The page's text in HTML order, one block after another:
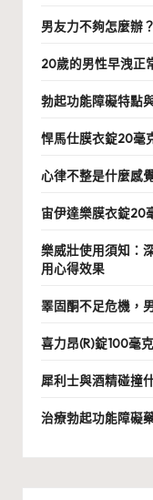
男友力不夠怎麼辦
20歲的男性早洩正
勃起功能障礙特點
悍馬仕膜衣錠20毫
心律不整是什麼感
宙伊達樂膜衣錠20
樂威壯使用須知：
用心得效果
睪固酮不足危機，
喜力昂(R)錠100毫
犀利士與酒精碰撞
治療勃起功能障礙